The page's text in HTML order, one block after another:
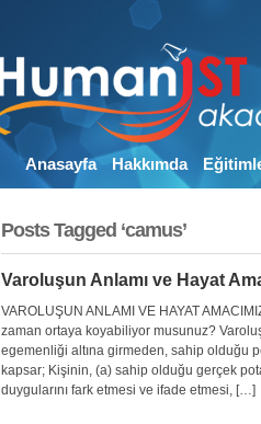
Anasayfa Hakkımda
Posts Tagged ‘camus’
Varoluşun Anlamı ve Hayat
VAROLUŞUN ANLAMI VE HAYAT
zaman ortaya koyabiliyor musunuz?
egemenliği altına girmeden, sahip olduğu
kapsar; Kişinin, (a) sahip olduğu gerçek
duygularını fark etmesi ve ifade etmesi, […]